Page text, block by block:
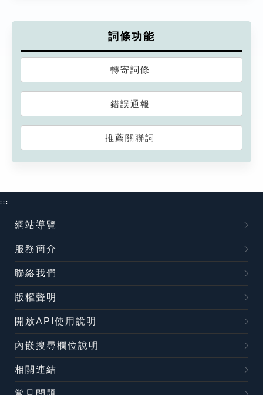
詞條功能
轉寄詞條
錯誤通報
推薦關聯詞
:::
網站導覽
服務簡介
聯絡我們
版權聲明
開放API使用說明
內嵌搜尋欄位說明
相關連結